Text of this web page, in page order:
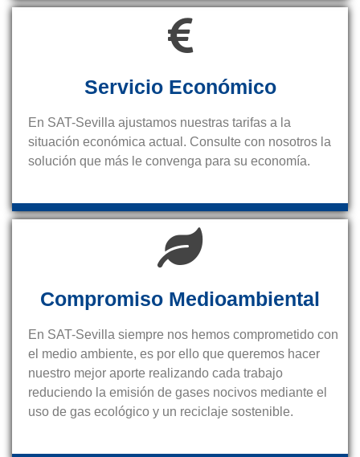
Servicio Económico
En SAT-Sevilla ajustamos nuestras tarifas a la
situación económica actual. Consulte con nosotros la
solución que más le convenga para su economía.
Compromiso Medioambiental
En SAT-Sevilla siempre nos hemos comprometido con
el medio ambiente, es por ello que queremos hacer
nuestro mejor aporte realizando cada trabajo
reduciendo la emisión de gases nocivos mediante el
uso de gas ecológico y un reciclaje sostenible.